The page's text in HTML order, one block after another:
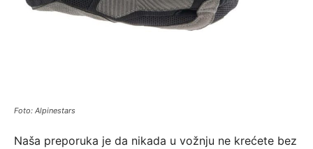
Foto: Alpinestars
Naša preporuka je da nikada u vožnju ne krećete bez